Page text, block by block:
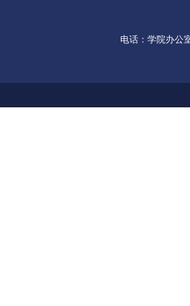
电话：学院办公